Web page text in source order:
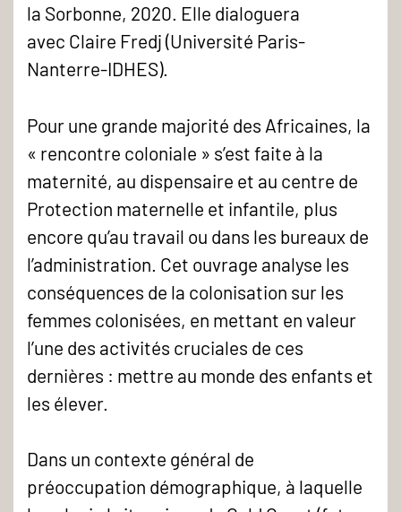
-
Anne
Hugon
&#34;Être
mère
en
situation
coloniale
(Gold
Coast,
années
1910-
1950)&#34;
la Sorbonne, 2020. Elle dialoguera
avec Claire Fredj (Université Paris-
Nanterre-IDHES).
Pour une grande majorité des Africaines, la
« rencontre coloniale » s’est faite à la
maternité, au dispensaire et au centre de
Protection maternelle et infantile, plus
encore qu’au travail ou dans les bureaux de
l’administration. Cet ouvrage analyse les
conséquences de la colonisation sur les
femmes colonisées, en mettant en valeur
l’une des activités cruciales de ces
dernières : mettre au monde des enfants et
les élever.
Dans un contexte général de
préoccupation démographique, à laquelle